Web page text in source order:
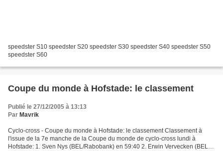
speedster S10 speedster S20 speedster S30 speedster S40 speedster S50
speedster S60
Coupe du monde à Hofstade: le classement
Publié le 27/12/2005 à 13:13
Par Mavrik
Cyclo-cross - Coupe du monde à Hofstade: le classement Classement à
l'issue de la 7e manche de la Coupe du monde de cyclo-cross lundi à
Hofstade: 1. Sven Nys (BEL/Rabobank) en 59:40 2. Erwin Vervecken (BEL) à